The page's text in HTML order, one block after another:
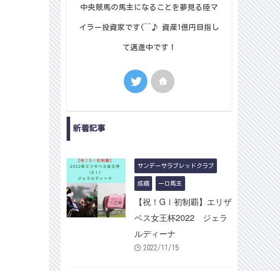
1勝クラス/浅利英[東]
1-1-1-0-0-2
1勝クラス/秋山真[西]
1-0-1-1-0-12
未勝利/井上智[西]
エピックフライト
1勝クラス/黒岩陽[東]
中央競馬の馬主になることを夢見る陸マ
イラー投資家です(^^♪ 資産1億円目指し
て邁進中です！
新着記事
サンデーサラブレッドクラブ
成績 一口馬主
【祝！GⅠ初制覇】エリザ
ベス女王杯2022 ジェラ
ルディーナ
2022/11/15